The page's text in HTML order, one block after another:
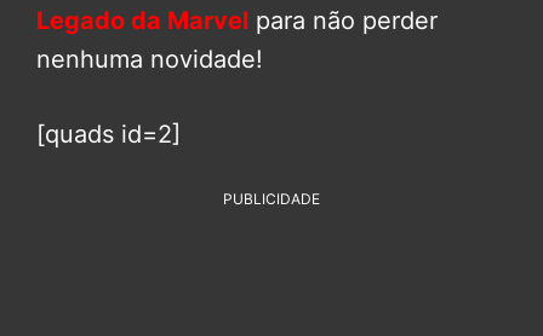
Legado da Marvel para não perder
nenhuma novidade!
[quads id=2]
PUBLICIDADE